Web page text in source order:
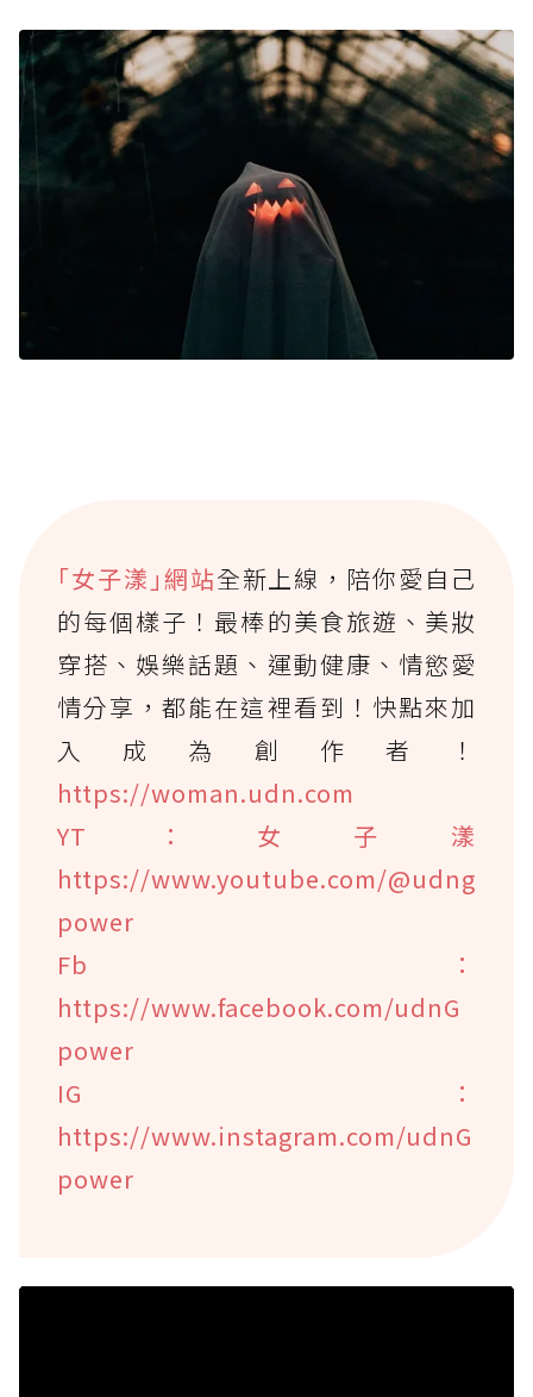
｢女子漾｣網站全新上線，陪你愛自己
的每個樣子！最棒的美食旅遊、美妝
穿搭、娛樂話題、運動健康、情慾愛
情分享，都能在這裡看到！快點來加
入成為創作者！
https://woman.udn.com
YT：女子漾
https://www.youtube.com/@udng
power
Fb：
https://www.facebook.com/udnG
power
IG：
https://www.instagram.com/udnG
power